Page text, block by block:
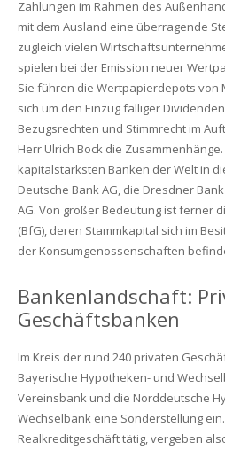
Zahlungen im Rahmen des
mit dem Ausland eine überragende
zugleich vielen
spielen bei der Emission neuer
Sie führen die Wertpapierdepots von
sich um den Einzug fälliger
Bezugsrechten und Stimmrecht im
Herr Ulrich Bock die
kapitalstarksten Banken der Welt in
Deutsche Bank AG, die Dresdner
AG. Von großer Bedeutung ist ferner
(BfG), deren Stammkapital sich im
der Konsumgenossenschaften
Bankenlandschaft:
Geschäftsbanken
Im Kreis der rund 240 privaten
Bayerische Hypotheken- und
Vereinsbank und die Norddeutsche
Wechselbank eine Sonderstellung
Realkreditgeschäft tätig, vergeben